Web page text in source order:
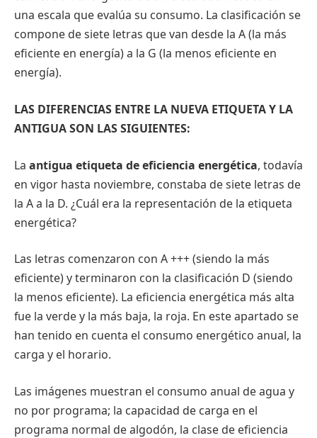
una escala que evalúa su consumo. La clasificación se
compone de siete letras que van desde la A (la más
eficiente en energía) a la G (la menos eficiente en
energía).
LAS DIFERENCIAS ENTRE LA NUEVA ETIQUETA Y LA
ANTIGUA SON LAS SIGUIENTES:
La antigua etiqueta de eficiencia energética, todavía
en vigor hasta noviembre, constaba de siete letras de
la A a la D. ¿Cuál era la representación de la etiqueta
energética?
Las letras comenzaron con A +++ (siendo la más
eficiente) y terminaron con la clasificación D (siendo
la menos eficiente). La eficiencia energética más alta
fue la verde y la más baja, la roja. En este apartado se
han tenido en cuenta el consumo energético anual, la
carga y el horario.
Las imágenes muestran el consumo anual de agua y
no por programa; la capacidad de carga en el
programa normal de algodón, la clase de eficiencia